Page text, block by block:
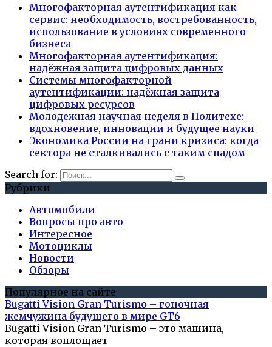
Многофакторная аутентификация как
сервис: необходимость, востребованность,
использование в условиях современного
бизнеса
Многофакторная аутентификация:
надёжная защита цифровых данных
Системы многофакторной
аутентификации: надёжная защита
цифровых ресурсов
Молодежная научная неделя в Политехе:
вдохновение, инновации и будущее науки
Экономика России на грани кризиса: когда
сектора не сталкивались с таким спадом
Search for:
Рубрики
Автомобили
Вопросы про авто
Интересное
Мотоциклы
Новости
Обзоры
Популярное на сайте
Bugatti Vision Gran Turismo – гоночная
жемчужина будущего в мире GT6
Bugatti Vision Gran Turismo – это машина,
которая воплощает